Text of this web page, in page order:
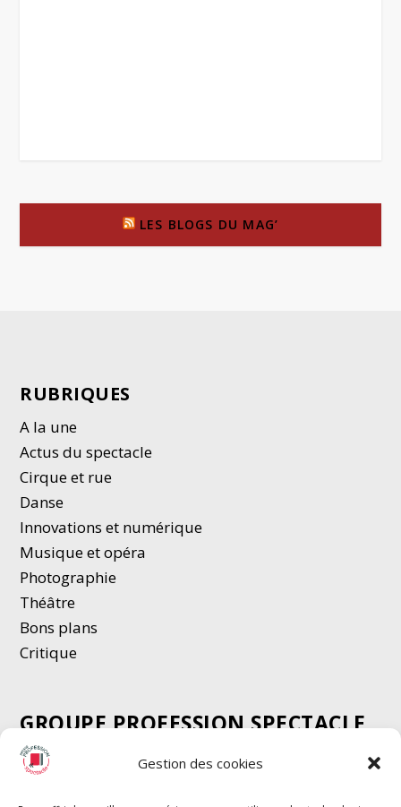
Gestion des cookies
LES BLOGS DU MAG’
RUBRIQUES
A la une
Actus du spectacle
Cirque et rue
Danse
Innovations et numérique
Musique et opéra
Photographie
Théâtre
Bons plans
Critique
GROUPE PROFESSION SPECTACLE
Chèque Intermittents